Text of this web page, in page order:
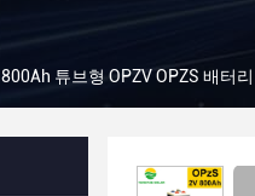
튜브형 OPZV OPZS 배터